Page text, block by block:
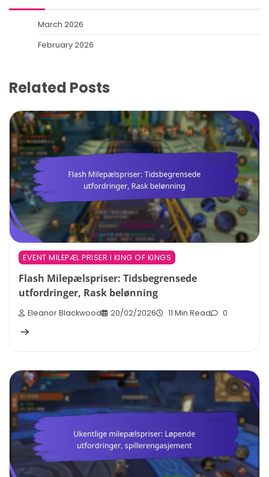
March 2026
February 2026
Related Posts
EVENT MILEPÆL PRISER I KING OF KINGS
Flash Milepælspriser: Tidsbegrensede
utfordringer, Rask belønning
Eleanor Blackwood 20/02/2026 11 Min Read 0